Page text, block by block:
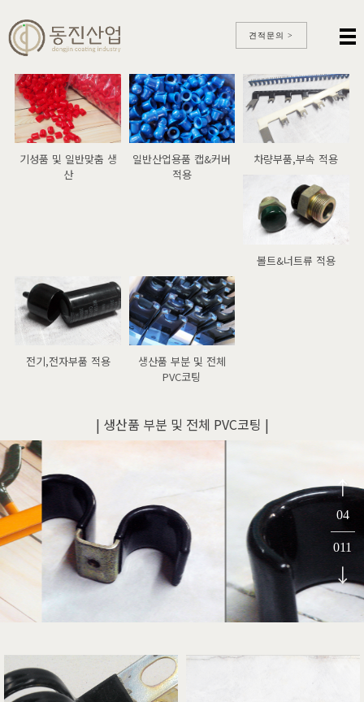
견적문의 >
기성품 및 일반맞춤 생
산
일반산업용품 캡&커버
적용
차량부품,부속 적용
볼트&너트류 적용
전기,전자부품 적용
생산품 부분 및 전체
PVC코팅
| 생산품 부분 및 전체 PVC코팅 |
04
011
↑
↓